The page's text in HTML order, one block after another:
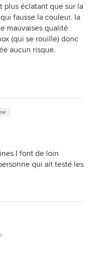
plus éclatant que sur la
fausse la couleur. la
mauvaises qualité
(qui se rouille) donc
aucun risque.
I font de loin
qui ait testé les